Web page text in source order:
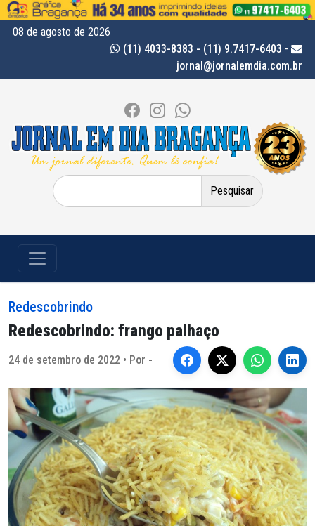
08 de agosto de 2026
(11) 4033-8383 - (11) 9.7417-6403 -
jornal@jornalemdia.com.br
Pesquisar
por:
Redescobrindo
Redescobrindo: frango palhaço
24 de setembro de 2022 • Por -